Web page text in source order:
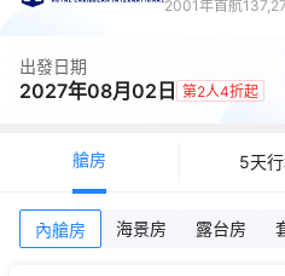
2001年首航
出發日期
2027年08月02日 第2人4折起
艙房 5天
內艙房 海景房 露台房